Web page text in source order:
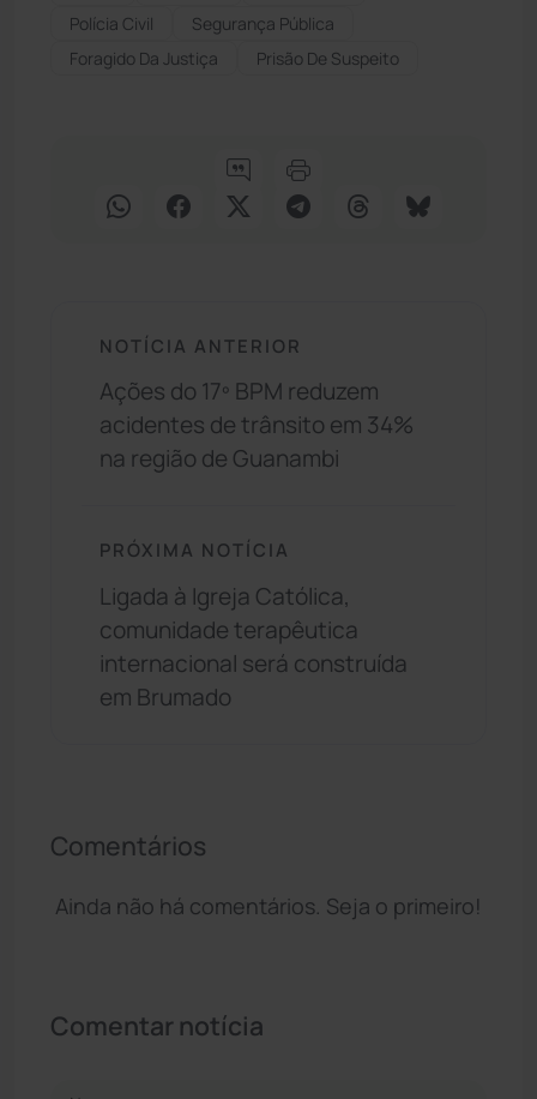
Polícia Civil
Segurança Pública
Foragido Da Justiça
Prisão De Suspeito
NOTÍCIA ANTERIOR
Ações do 17º BPM reduzem
acidentes de trânsito em 34%
na região de Guanambi
PRÓXIMA NOTÍCIA
Ligada à Igreja Católica,
comunidade terapêutica
internacional será construída
em Brumado
Comentários
Ainda não há comentários. Seja o primeiro!
Comentar notícia